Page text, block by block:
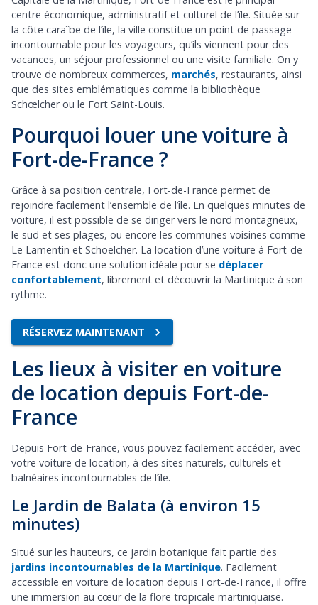
centre économique, administratif et culturel de l’île. Située sur
la côte caraïbe de l’île, la ville constitue un point de passage
incontournable pour les voyageurs, qu’ils viennent pour des
vacances, un séjour professionnel ou une visite familiale. On y
trouve de nombreux commerces, marchés, restaurants, ainsi
que des sites emblématiques comme la bibliothèque
Schœlcher ou le Fort Saint-Louis.
Pourquoi louer une voiture à
Fort-de-France ?
Grâce à sa position centrale, Fort-de-France permet de
rejoindre facilement l’ensemble de l’île. En quelques minutes de
voiture, il est possible de se diriger vers le nord montagneux,
le sud et ses plages, ou encore les communes voisines comme
Le Lamentin et Schoelcher. La location d’une voiture à Fort-de-
France est donc une solution idéale pour se déplacer
confortablement, librement et découvrir la Martinique à son
rythme.
RÉSERVEZ MAINTENANT
Les lieux à visiter en voiture
de location depuis Fort-de-
France
Depuis Fort-de-France, vous pouvez facilement accéder, avec
votre voiture de location, à des sites naturels, culturels et
balnéaires incontournables de l’île.
Le Jardin de Balata (à environ 15
minutes)
Situé sur les hauteurs, ce jardin botanique fait partie des
jardins incontournables de la Martinique. Facilement
accessible en voiture de location depuis Fort-de-France, il offre
une immersion au cœur de la flore tropicale martiniquaise.